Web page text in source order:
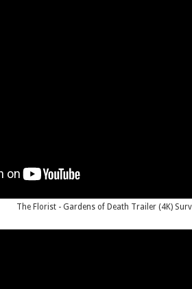
The Florist - Gardens of Death Trailer (4K)